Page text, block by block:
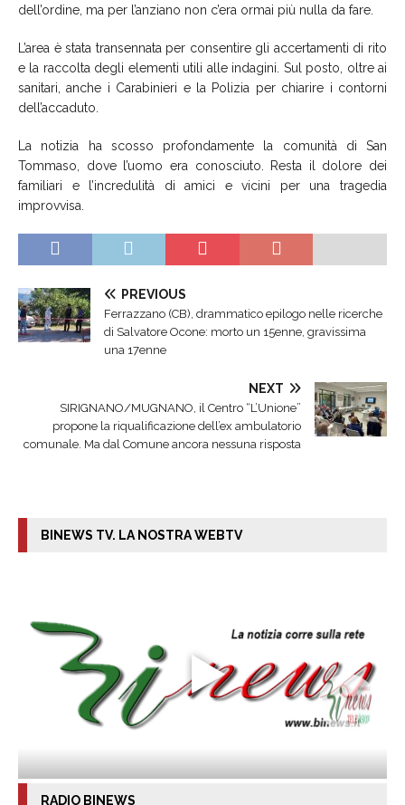
dell’ordine, ma per l’anziano non c’era ormai più nulla da fare.
L’area è stata transennata per consentire gli accertamenti di rito
e la raccolta degli elementi utili alle indagini. Sul posto, oltre ai
sanitari, anche i Carabinieri e la Polizia per chiarire i contorni
dell’accaduto.
La notizia ha scosso profondamente la comunità di San
Tommaso, dove l’uomo era conosciuto. Resta il dolore dei
familiari e l’incredulità di amici e vicini per una tragedia
improvvisa.
PREVIOUS
Ferrazzano (CB), drammatico epilogo nelle ricerche
di Salvatore Ocone: morto un 15enne, gravissima
una 17enne
NEXT
SIRIGNANO/MUGNANO, il Centro “L’Unione”
propone la riqualificazione dell’ex ambulatorio
comunale. Ma dal Comune ancora nessuna risposta
BINEWS TV. LA NOSTRA WEBTV
RADIO BINEWS